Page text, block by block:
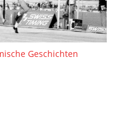
Geschichten